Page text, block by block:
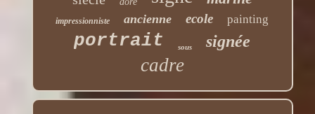
impressionniste ancienne ecole painting
portrait sous signée
cadre